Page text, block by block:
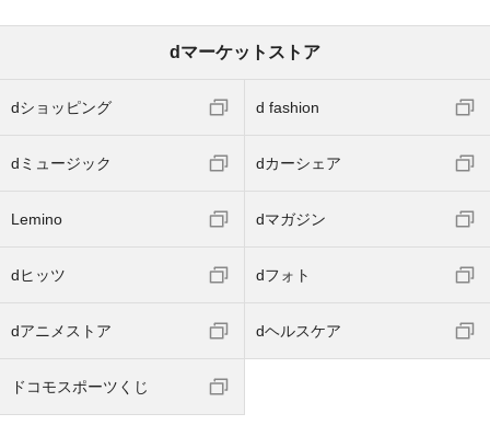
dマーケットストア
dショッピング d fashion
dミュージック dカーシェア
Lemino dマガジン
dヒッツ dフォト
dアニメストア dヘルスケア
ドコモスポーツくじ